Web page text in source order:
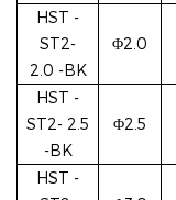
HST -
ST2-
2.0 -BK
Φ2.0
HST -
ST2- 2.5
-BK
Φ2.5
HST -